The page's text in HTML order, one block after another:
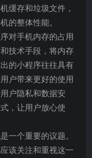
缓存和垃圾文件，
的整体性能。
对手机内存的占用
技术手段，将内存
的小程序往往具有
户带来更好的使用
户隐私和数据安
，让用户放心使
一个重要的议题。
该关注和重视这一